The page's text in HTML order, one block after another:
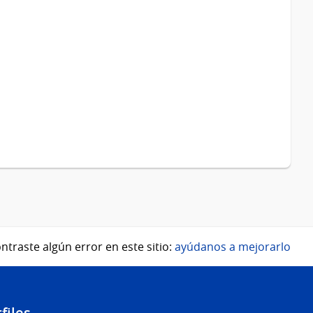
algún error en este sitio: ayúdanos a mejorarlo